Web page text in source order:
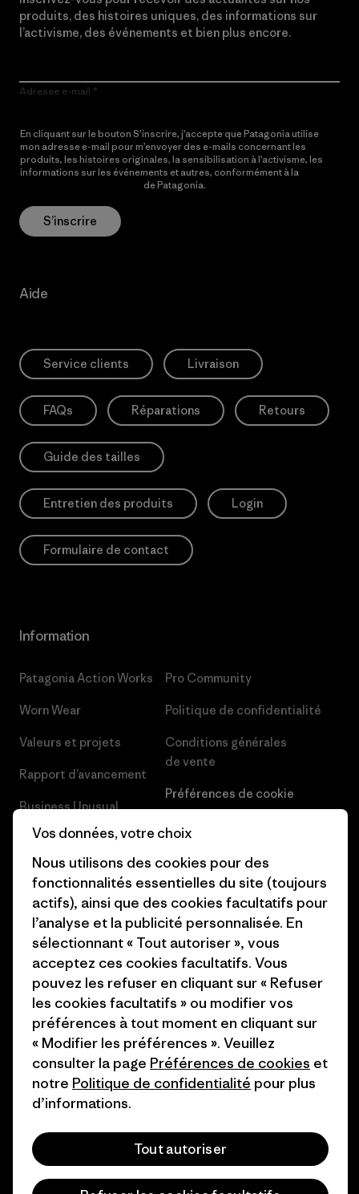
produits, des histoires uniques, des informations sur
l’activisme, des événements et bien plus encore.
Adresse e-mail
En cliquant sur le bouton S’inscrire, j’accepte que Patagonia utilise
mon adresse e-mail pour m’envoyer des e-mails concernant les
produits, les histoires originales, la sensibilisation à l’activisme, les
informations sur les événements et autres, conformément à la
de Patagonia.
S’inscrire
Aide
Service clients Livraison
FAQs Réparations Retours
Guide des tailles
Entretien des produits Login
Formulaire de contact
Information
Patagonia Action Works
Worn Wear
Valeurs et projets
Rapport d’avancement
Business Unusual
Objectifs climatiques
1% For The Planet
Comment nous
finançons
Nos magasins
Pro Community
Politique de confidentialité
Conditions générales
de vente
Préférences de cookie
Carrières
Presse et media
Industry program
Programme d’affiliation
Patagonia Belgique Plan du
site
© 2026 Patagonia, Inc. All Rights Reserved.
français
Vos données, votre choix
Nous utilisons des cookies pour des
fonctionnalités essentielles du site (toujours
actifs), ainsi que des cookies facultatifs pour
l’analyse et la publicité personnalisée. En
sélectionnant « Tout autoriser », vous
acceptez ces cookies facultatifs. Vous
pouvez les refuser en cliquant sur « Refuser
les cookies facultatifs » ou modifier vos
préférences à tout moment en cliquant sur
« Modifier les préférences ». Veuillez
consulter la page Préférences de cookies et
notre Politique de confidentialité pour plus
d’informations.
Tout autoriser